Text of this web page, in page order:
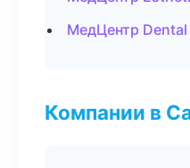
МедЦентр
Компании в